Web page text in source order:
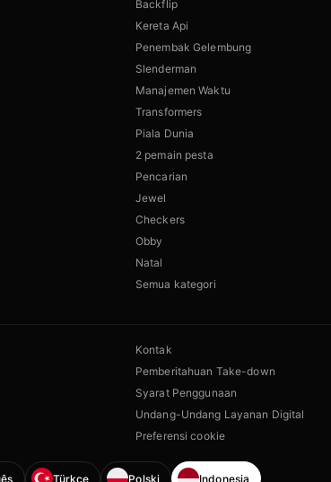
Backflip
Kereta Api
Penembak Gelembung
Slenderman
Manajemen Waktu
Transformers
Piala Dunia
2 pemain pesta
Pencarian
Jewel
Checkers
Obby
Natal
Semua kategori
Kontak
Pemberitahuan Take-down
Syarat Penggunaan
Undang-Undang Layanan Digital
Preferensi cookie
Türkçe Polski Indonesia